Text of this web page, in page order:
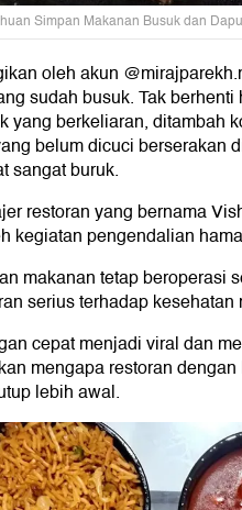
Simpan Makanan Busuk dan
oleh akun
sudah busuk. Tak
yang berkeliaran, ditambah
belum dicuci berserakan
sangat buruk.
restoran yang bernama
kegiatan pengendalian
makanan tetap beroperasi
serius terhadap kesehatan
cepat menjadi viral dan
mengapa restoran
lebih awal.